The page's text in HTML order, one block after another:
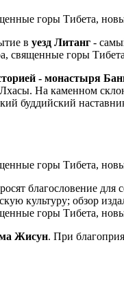
в уезд Литанг -
- монастыря
На каменном
буддийский
благословение
культуру; обзор
Жисун. При